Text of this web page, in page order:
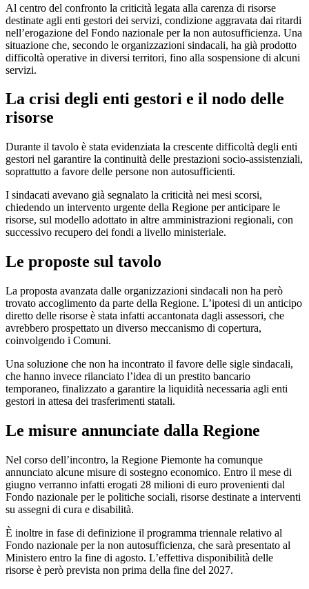
Al centro del confronto la criticità legata alla carenza di risorse
destinate agli enti gestori dei servizi, condizione aggravata dai ritardi
nell’erogazione del Fondo nazionale per la non autosufficienza. Una
situazione che, secondo le organizzazioni sindacali, ha già prodotto
difficoltà operative in diversi territori, fino alla sospensione di alcuni
servizi.
La crisi degli enti gestori e il nodo delle
risorse
Durante il tavolo è stata evidenziata la crescente difficoltà degli enti
gestori nel garantire la continuità delle prestazioni socio-assistenziali,
soprattutto a favore delle persone non autosufficienti.
I sindacati avevano già segnalato la criticità nei mesi scorsi,
chiedendo un intervento urgente della Regione per anticipare le
risorse, sul modello adottato in altre amministrazioni regionali, con
successivo recupero dei fondi a livello ministeriale.
Le proposte sul tavolo
La proposta avanzata dalle organizzazioni sindacali non ha però
trovato accoglimento da parte della Regione. L’ipotesi di un anticipo
diretto delle risorse è stata infatti accantonata dagli assessori, che
avrebbero prospettato un diverso meccanismo di copertura,
coinvolgendo i Comuni.
Una soluzione che non ha incontrato il favore delle sigle sindacali,
che hanno invece rilanciato l’idea di un prestito bancario
temporaneo, finalizzato a garantire la liquidità necessaria agli enti
gestori in attesa dei trasferimenti statali.
Le misure annunciate dalla Regione
Nel corso dell’incontro, la Regione Piemonte ha comunque
annunciato alcune misure di sostegno economico. Entro il mese di
giugno verranno infatti erogati 28 milioni di euro provenienti dal
Fondo nazionale per le politiche sociali, risorse destinate a interventi
su assegni di cura e disabilità.
È inoltre in fase di definizione il programma triennale relativo al
Fondo nazionale per la non autosufficienza, che sarà presentato al
Ministero entro la fine di agosto. L’effettiva disponibilità delle
risorse è però prevista non prima della fine del 2027.